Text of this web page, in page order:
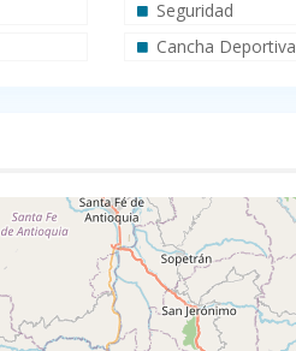
Seguridad
Cancha Deportiva